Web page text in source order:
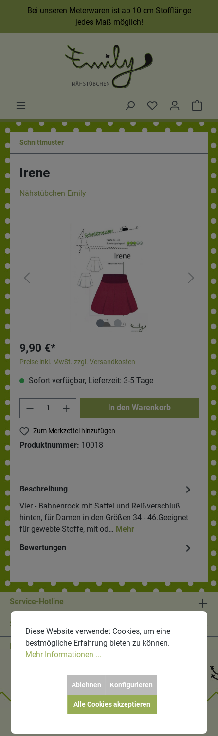
Bei unseren Meterwaren ist ab 10 cm Stofflänge
jedes Maß möglich!
Schnittmuster
Irene
Nähstübchen Emily
9,90 €*
Preise inkl. MwSt. zzgl. Versandkosten
Sofort verfügbar, Lieferzeit: 3-5 Tage
In den Warenkorb
Zum Merkzettel hinzufügen
Produktnummer: 10018
Beschreibung
Vier - Bahnenrock mit Sattel und Reißverschluß
hinten, für Damen in den Größen 34 - 46.Geeignet
für gewebte Stoffe, mit od… Mehr
Bewertungen
Service-Hotline
Shop Service
Informationen
Diese Website verwendet Cookies, um eine
bestmögliche Erfahrung bieten zu können.
Mehr Informationen ...
Ablehnen Konfigurieren
Alle Cookies akzeptieren